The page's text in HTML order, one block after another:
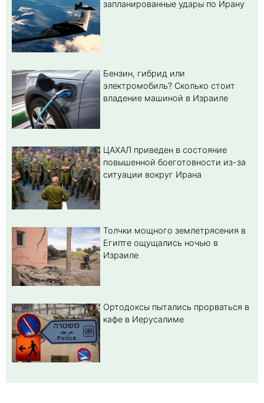
запланированные удары по Ирану
Бензин, гибрид или
электромобиль? Cколько стоит
владение машиной в Израиле
ЦАХАЛ приведен в состояние
повышенной боеготовности из-за
ситуации вокруг Ирана
Толчки мощного землетрясения в
Египте ощущались ночью в
Израиле
Ортодоксы пытались прорваться в
кафе в Иерусалиме